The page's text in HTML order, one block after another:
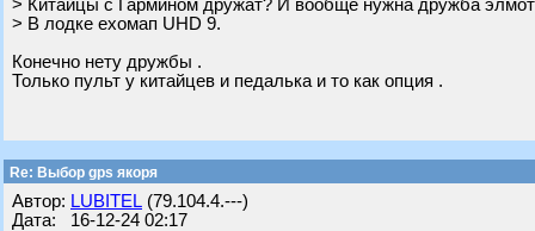
> Китайцы с Гармином дружат? И вообще нужна дружба
> В лодке ехомап UHD 9.
Конечно нету дружбы .
Только пульт у китайцев и педалька и то как опция .
Re: Выбор gps якоря
Автор: LUBITEL (79.104.4.---)
Дата: 16-12-24 02:17